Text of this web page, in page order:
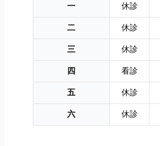
一
休診
二
休診
三
休診
四
看診
五
休診
六
休診